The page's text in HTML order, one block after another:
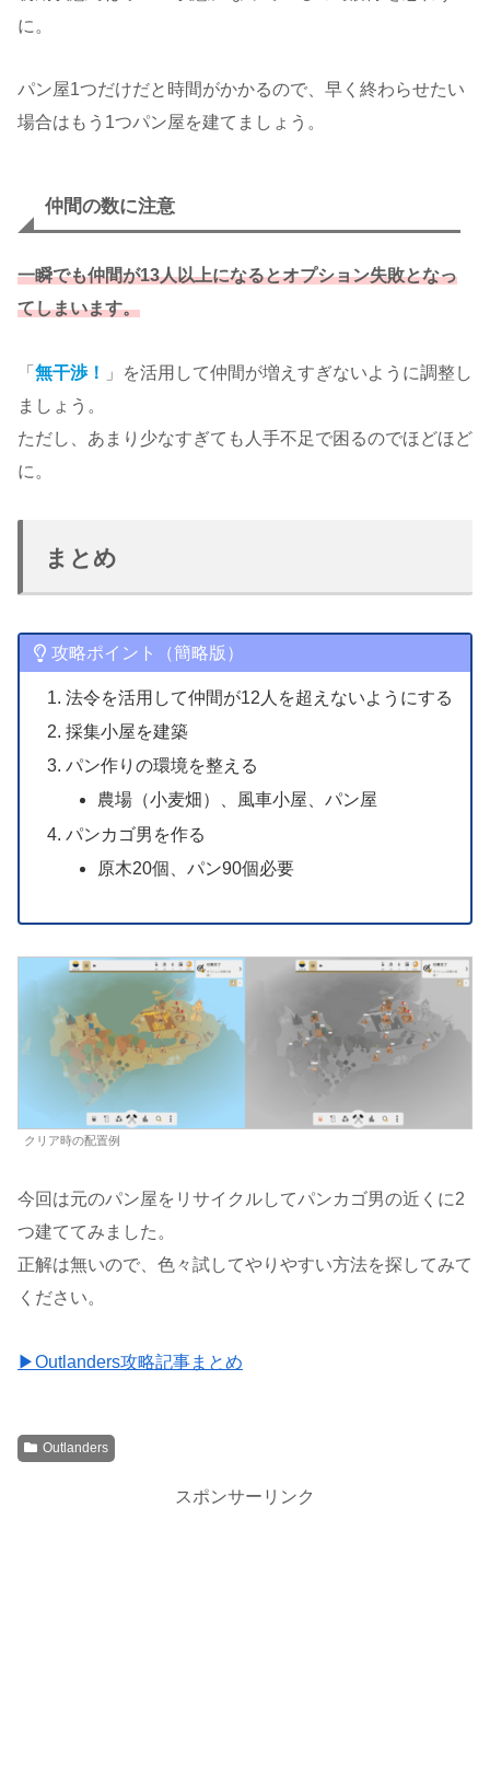
に。
パン屋1つだけだと時間がかかるので、早く終わらせたい
場合はもう1つパン屋を建てましょう。
仲間の数に注意
一瞬でも仲間が13人以上になるとオプション失敗となっ
てしまいます。
「 無干渉！
」を活用して仲間が増えすぎないように調整し
ましょう。
ただし、あまり少なすぎても人手不足で困るのでほどほど
に。
まとめ
攻略ポイント（簡略版）
法令を活用して仲間が12人を超えないようにする
採集小屋を建築
パン作りの環境を整える
農場（小麦畑）、風車小屋、パン屋
パンカゴ男を作る
原木20個、パン90個必要
クリア時の配置例
今回は元のパン屋をリサイクルしてパンカゴ男の近くに2
つ建ててみました。
正解は無いので、色々試してやりやすい方法を探してみて
ください。
▶Outlanders攻略記事まとめ
Outlanders
スポンサーリンク